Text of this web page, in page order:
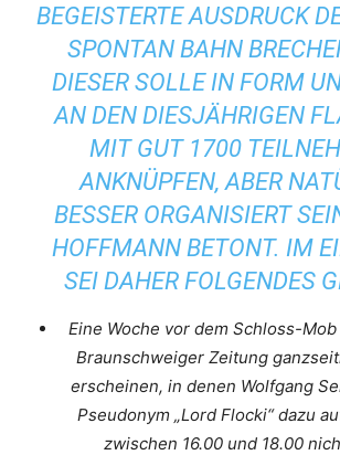
BEGEISTERTE AUSDRUCK
SPONTAN BAHN
DIESER SOLLE IN FORM
AN DEN DIESJÄHRIGEN
MIT GUT 1700
ANKNÜPFEN‚ ABER
BESSER ORGANISIERT
HOFFMANN BETONT. IM
SEI DAHER FOLGENDES
Eine Woche vor dem Schloss-
Braunschweiger Zeitung
erscheinen, in denen Wolfgang
Pseudonym „Lord Flocki“ dazu
zwischen 16.00 und 18.00